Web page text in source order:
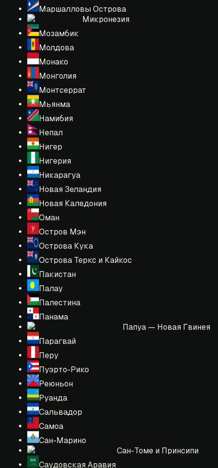
Маршалловы Острова
Микронезия
Мозамбик
Молдова
Монако
Монголия
Монтсеррат
Мьянма
Намибия
Непал
Нигер
Нигерия
Никарагуа
Новая Зеландия
Новая Каледония
Оман
Остров Мэн
Острова Кука
Острова Теркс и Кайкос
Пакистан
Палау
Палестина
Панама
Папуа — Новая Гвинея
Парагвай
Перу
Пуэрто-Рико
Реюньон
Руанда
Сальвадор
Самоа
Сан-Марино
Сан-Томе и Принсипи
Саудовская Аравия